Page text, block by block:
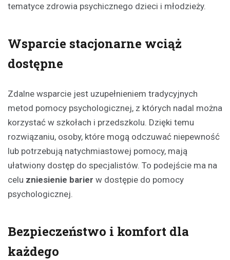
tematyce zdrowia psychicznego dzieci i młodzieży.
Wsparcie stacjonarne wciąż
dostępne
Zdalne wsparcie jest uzupełnieniem tradycyjnych
metod pomocy psychologicznej, z których nadal można
korzystać w szkołach i przedszkolu. Dzięki temu
rozwiązaniu, osoby, które mogą odczuwać niepewność
lub potrzebują natychmiastowej pomocy, mają
ułatwiony dostęp do specjalistów. To podejście ma na
celu zniesienie barier w dostępie do pomocy
psychologicznej.
Bezpieczeństwo i komfort dla
każdego